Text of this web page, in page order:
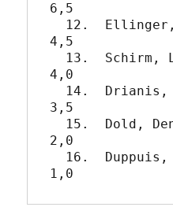
6,5
4,5
4,0
3,5
2,0